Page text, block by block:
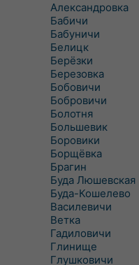
Александровка
Бабичи
Бабуничи
Белицк
Берёзки
Березовка
Бобовичи
Бобровичи
Болотня
Большевик
Боровики
Борщёвка
Брагин
Буда Люшевская
Буда-Кошелево
Василевичи
Ветка
Гадиловичи
Глинище
Глушковичи